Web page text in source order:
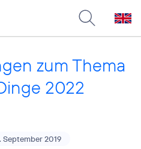
zum Thema
2022
September 2019